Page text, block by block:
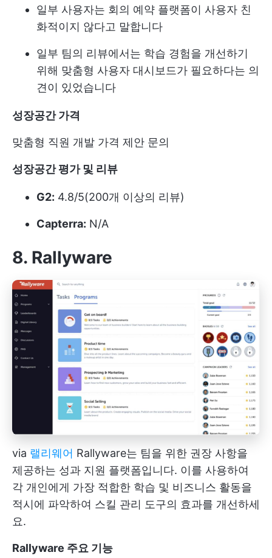
일부 사용자는 회의 예약 플랫폼이 사용자 친
화적이지 않다고 말합니다
일부 팀의 리뷰에서는 학습 경험을 개선하기
위해 맞춤형 사용자 대시보드가 필요하다는 의
견이 있었습니다
성장공간 가격
맞춤형 직원 개발 가격 제안 문의
성장공간 평가 및 리뷰
G2: 4.8/5(200개 이상의 리뷰)
Capterra: N/A
8. Rallyware
via 랠리웨어 Rallyware는 팀을 위한 권장 사항을
제공하는 성과 지원 플랫폼입니다. 이를 사용하여
각 개인에게 가장 적합한 학습 및 비즈니스 활동을
적시에 파악하여 스킬 관리 도구의 효과를 개선하세
요.
Rallyware 주요 기능